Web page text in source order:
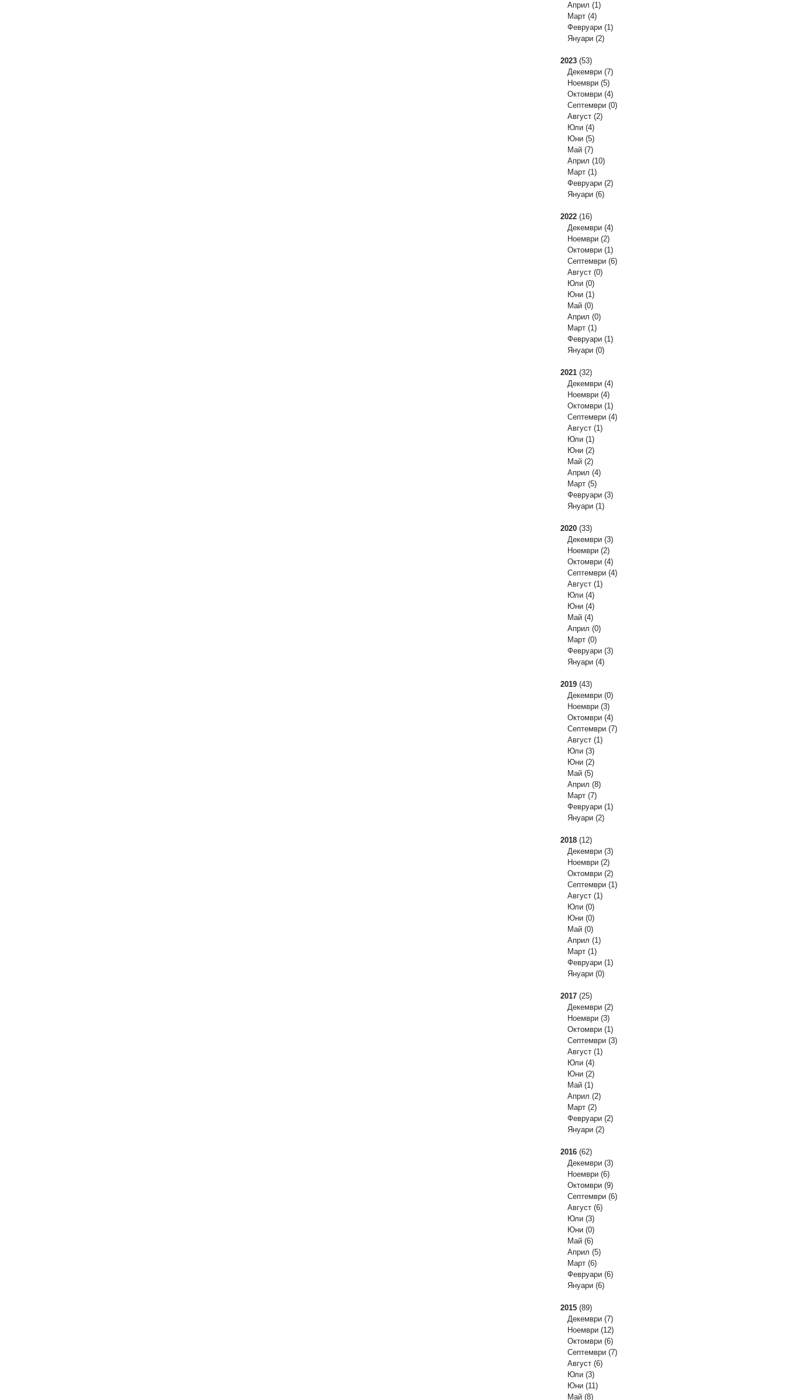
Април (1)
Март (4)
Февруари (1)
Януари (2)
2023 (53)
Декември (7)
Ноември (5)
Октомври (4)
Септември (0)
Август (2)
Юли (4)
Юни (5)
Май (7)
Април (10)
Март (1)
Февруари (2)
Януари (6)
2022 (16)
Декември (4)
Ноември (2)
Октомври (1)
Септември (6)
Август (0)
Юли (0)
Юни (1)
Май (0)
Април (0)
Март (1)
Февруари (1)
Януари (0)
2021 (32)
Декември (4)
Ноември (4)
Октомври (1)
Септември (4)
Август (1)
Юли (1)
Юни (2)
Май (2)
Април (4)
Март (5)
Февруари (3)
Януари (1)
2020 (33)
Декември (3)
Ноември (2)
Октомври (4)
Септември (4)
Август (1)
Юли (4)
Юни (4)
Май (4)
Април (0)
Март (0)
Февруари (3)
Януари (4)
2019 (43)
Декември (0)
Ноември (3)
Октомври (4)
Септември (7)
Август (1)
Юли (3)
Юни (2)
Май (5)
Април (8)
Март (7)
Февруари (1)
Януари (2)
2018 (12)
Декември (3)
Ноември (2)
Октомври (2)
Септември (1)
Август (1)
Юли (0)
Юни (0)
Май (0)
Април (1)
Март (1)
Февруари (1)
Януари (0)
2017 (25)
Декември (2)
Ноември (3)
Октомври (1)
Септември (3)
Август (1)
Юли (4)
Юни (2)
Май (1)
Април (2)
Март (2)
Февруари (2)
Януари (2)
2016 (62)
Декември (3)
Ноември (6)
Октомври (9)
Септември (6)
Август (6)
Юли (3)
Юни (0)
Май (6)
Април (5)
Март (6)
Февруари (6)
Януари (6)
2015 (89)
Декември (7)
Ноември (12)
Октомври (6)
Септември (7)
Август (6)
Юли (3)
Юни (11)
Май (8)